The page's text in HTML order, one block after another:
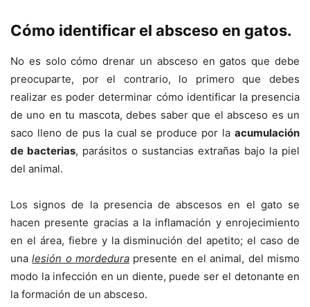
Cómo identificar el absceso en gatos.
No es solo cómo drenar un absceso en gatos que debe
preocuparte, por el contrario, lo primero que debes
realizar es poder determinar cómo identificar la presencia
de uno en tu mascota, debes saber que el absceso es un
saco lleno de pus la cual se produce por la acumulación
de bacterias, parásitos o sustancias extrañas bajo la piel
del animal.
Los signos de la presencia de abscesos en el gato se
hacen presente gracias a la inflamación y enrojecimiento
en el área, fiebre y la disminución del apetito; el caso de
unalesión o mordedura presente en el animal, del mismo
modo la infección en un diente, puede ser el detonante en
la formación de un absceso.